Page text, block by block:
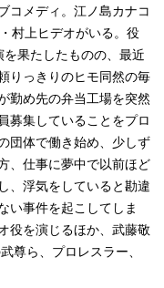
コメディ。江ノ島カナコ
村上ヒデオがいる。役
を果たしたものの、最近
りっきりのヒモ同然の毎
勤め先の弁当工場を突然
募集していることをプロ
団体で働き始め、 少しず
、仕事に夢中で以前ほど
、浮気をしていると勘違
い事件を起こしてしま
役を演じるほか、武藤敬
尊ら、プロレスラー、